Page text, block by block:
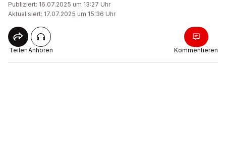
Publiziert: 16.07.2025 um 13:27 Uhr
Aktualisiert: 17.07.2025 um 15:36 Uhr
TeilenAnhören Kommentieren